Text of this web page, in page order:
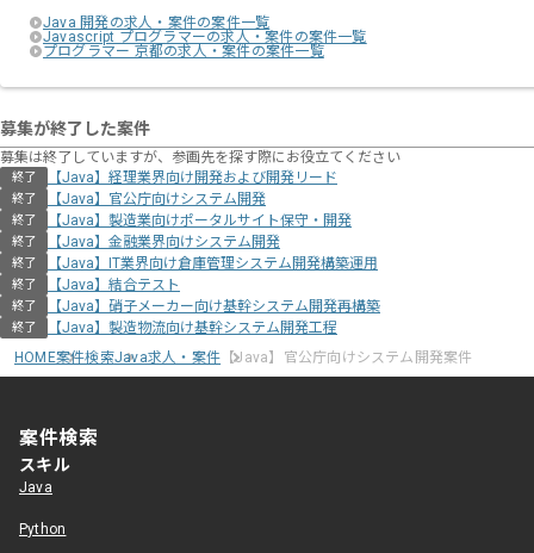
Java 開発の求人・案件の案件一覧
Javascript プログラマーの求人・案件の案件一覧
プログラマー 京都の求人・案件の案件一覧
募集が終了した案件
募集は終了していますが、参画先を探す際にお役立てください
終了 【Java】経理業界向け開発および開発リード
終了 【Java】官公庁向けシステム開発
終了 【Java】製造業向けポータルサイト保守・開発
終了 【Java】金融業界向けシステム開発
終了 【Java】IT業界向け倉庫管理システム開発構築運用
終了 【Java】結合テスト
終了 【Java】硝子メーカー向け基幹システム開発再構築
終了
【Java】製造物流向け基幹システム開発工程
HOME案件検索Java求人・案件 【Java】官公庁向けシステム開発案件
案件検索
スキル
Java
Python